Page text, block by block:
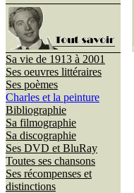
Sa vie de 1913 à 2001
Ses oeuvres littéraires
Ses poèmes
Charles et la peinture
Bibliographie
Sa filmographie
Sa discographie
Ses DVD et BluRay
Toutes ses chansons
Ses récompenses et
distinctions